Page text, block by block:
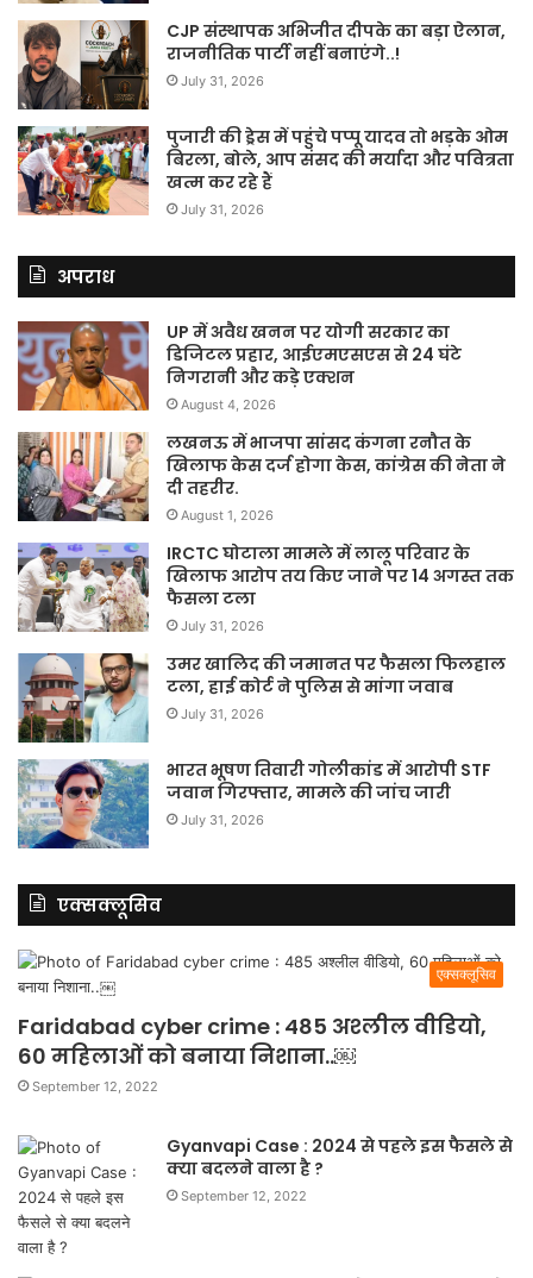
CJP संस्थापक अभिजीत दीपके का बड़ा ऐलान,
राजनीतिक पार्टी नहीं बनाएंगे..!
July 31, 2026
पुजारी की ड्रेस में पहुंचे पप्पू यादव तो भड़के ओम
बिरला, बोले, आप संसद की मर्यादा और पवित्रता
खत्म कर रहे हैं
July 31, 2026
अपराध
UP में अवैध खनन पर योगी सरकार का
डिजिटल प्रहार, आईएमएसएस से 24 घंटे
निगरानी और कड़े एक्शन
August 4, 2026
लखनऊ में भाजपा सांसद कंगना रनौत के
खिलाफ केस दर्ज होगा केस, कांग्रेस की नेता ने
दी तहरीर.
August 1, 2026
IRCTC घोटाला मामले में लालू परिवार के
खिलाफ आरोप तय किए जाने पर 14 अगस्त तक
फैसला टला
July 31, 2026
उमर खालिद की जमानत पर फैसला फिलहाल
टला, हाई कोर्ट ने पुलिस से मांगा जवाब
July 31, 2026
भारत भूषण तिवारी गोलीकांड में आरोपी STF
जवान गिरफ्तार, मामले की जांच जारी
July 31, 2026
एक्सक्लूसिव
एक्सक्लूसिव
Faridabad cyber crime : 485 अश्लील वीडियो,
60 महिलाओं को बनाया निशाना..￼
September 12, 2022
Gyanvapi Case : 2024 से पहले इस फैसले से
क्या बदलने वाला है ?
September 12, 2022